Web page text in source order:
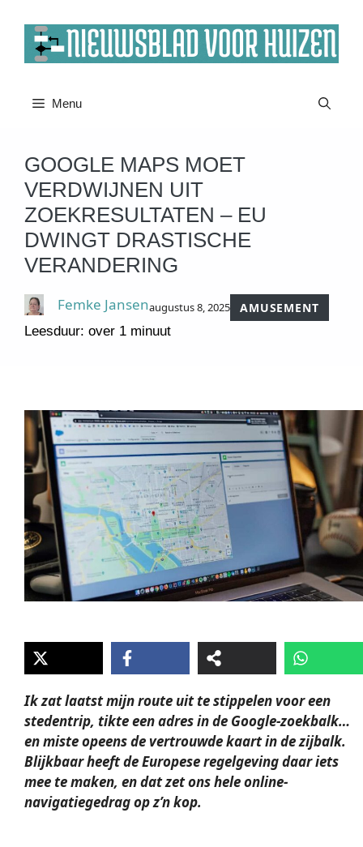
naar
Menu
GOOGLE MAPS MOET
VERDWIJNEN UIT
ZOEKRESULTATEN – EU
DWINGT DRASTISCHE
VERANDERING
Femke Jansenaugustus 8, 2025
AMUSEMENT
Leesduur: over 1 minuut
Ik zat laatst mijn route uit te stippelen voor een
stedentrip, tikte een adres in de Google-zoekbalk…
en miste opeens de vertrouwde kaart in de zij­balk.
Blijkbaar heeft de Europese regelgeving daar iets
mee te maken, en dat zet ons hele online-
navigatiegedrag op z’n kop.